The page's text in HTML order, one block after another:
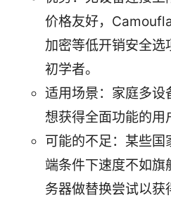
价格友好，
加密等低开销安全
初学者。
适用场景：家庭多设
想获得全面功能的用
可能的不足：某些
端条件下速度不如旗
务器做替换尝试以获